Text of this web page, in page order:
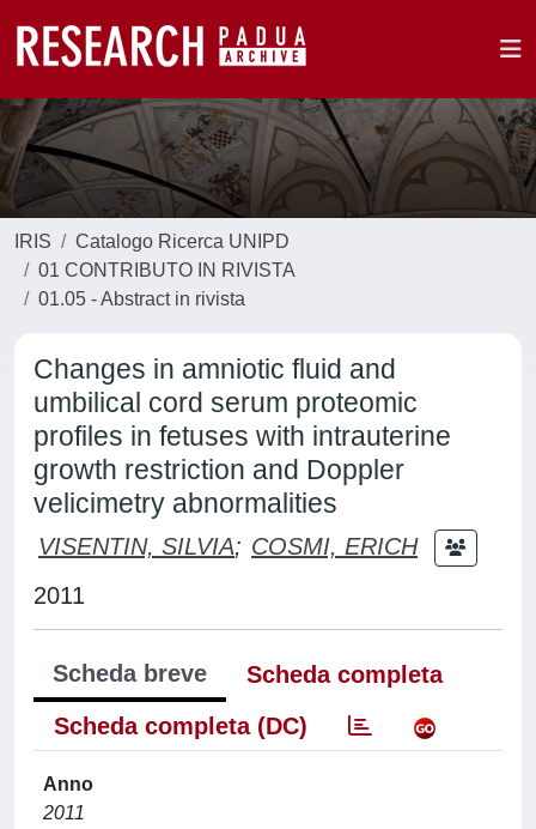
IRIS
Catalogo Ricerca UNIPD
01 CONTRIBUTO IN RIVISTA
01.05 - Abstract in rivista
Changes in amniotic fluid and
umbilical cord serum proteomic
profiles in fetuses with intrauterine
growth restriction and Doppler
velicimetry abnormalities
VISENTIN, SILVIA; COSMI, ERICH
2011
Scheda breve
Scheda completa
Scheda completa (DC)
Anno
2011